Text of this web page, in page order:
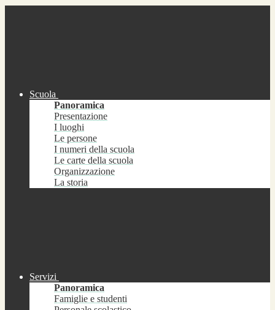
Scuola
Panoramica
Presentazione
I luoghi
Le persone
I numeri della scuola
Le carte della scuola
Organizzazione
La storia
Servizi
Panoramica
Famiglie e studenti